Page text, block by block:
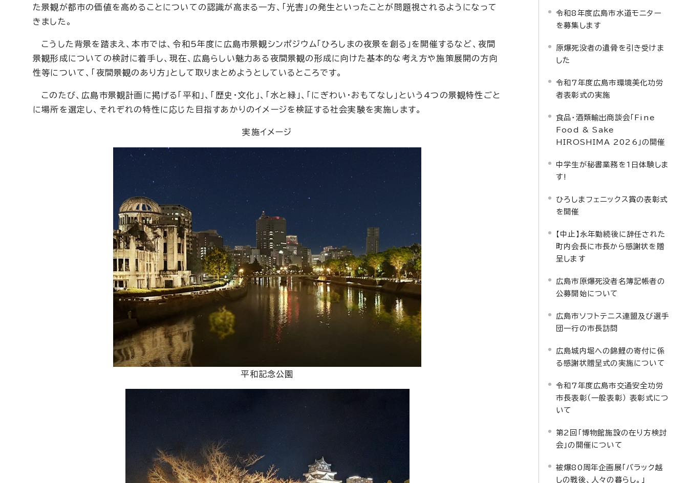
た景観が都市の価値を高めることについての認識が高まる一方、「光害」の発生といったことが問題視されるようになって
きました。
こうした背景を踏まえ、本市では、令和5年度に広島市景観シンポジウム「ひろしまの夜景を創る」を開催するなど、夜間
景観形成についての検討に着手し、現在、広島らしい魅力ある夜間景観の形成に向けた基本的な考え方や施策展開の方向
性等について、「夜間景観のあり方」として取りまとめようとしているところです。
このたび、広島市景観計画に掲げる「平和」、「歴史・文化」、「水と緑」、「にぎわい・おもてなし」という4つの景観特性ごと
に場所を選定し、それぞれの特性に応じた目指すあかりのイメージを検証する社会実験を実施します。
実施イメージ
平和記念公園
令和8年度広島市水道モニター
を募集します
原爆死没者の遺骨を引き受けま
した
令和7年度広島市環境美化功労
者表彰式の実施
食品・酒類輸出商談会「Fine
Food & Sake
HIROSHIMA 2026」の開催
中学生が秘書業務を1日体験しま
す!
ひろしまフェニックス賞の表彰式
を開催
【中止】永年勤続後に辞任された
町内会長に市長から感謝状を贈
呈します
広島市原爆死没者名簿記帳者の
公募開始について
広島市ソフトテニス連盟及び選手
団一行の市長訪問
広島城内堀への錦鯉の寄付に係
る感謝状贈呈式の実施について
令和7年度広島市交通安全功労
市長表彰（一般表彰） 表彰式につ
いて
第2回「博物館施設の在り方検討
会」の開催について
被爆80周年企画展「バラック越
しの戦後、人々の暮らし。」